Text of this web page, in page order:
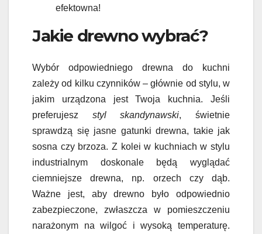
efektowna!
Jakie drewno wybrać?
Wybór odpowiedniego drewna do kuchni
zależy od kilku czynników – głównie od stylu, w
jakim urządzona jest Twoja kuchnia. Jeśli
preferujesz styl skandynawski, świetnie
sprawdzą się jasne gatunki drewna, takie jak
sosna czy brzoza. Z kolei w kuchniach w stylu
industrialnym doskonale będą wyglądać
ciemniejsze drewna, np. orzech czy dąb.
Ważne jest, aby drewno było odpowiednio
zabezpieczone, zwłaszcza w pomieszczeniu
narażonym na wilgoć i wysoką temperaturę.